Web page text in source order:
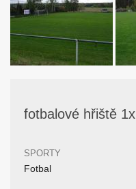
fotbalové hřiště 1x
SPORTY
Fotbal